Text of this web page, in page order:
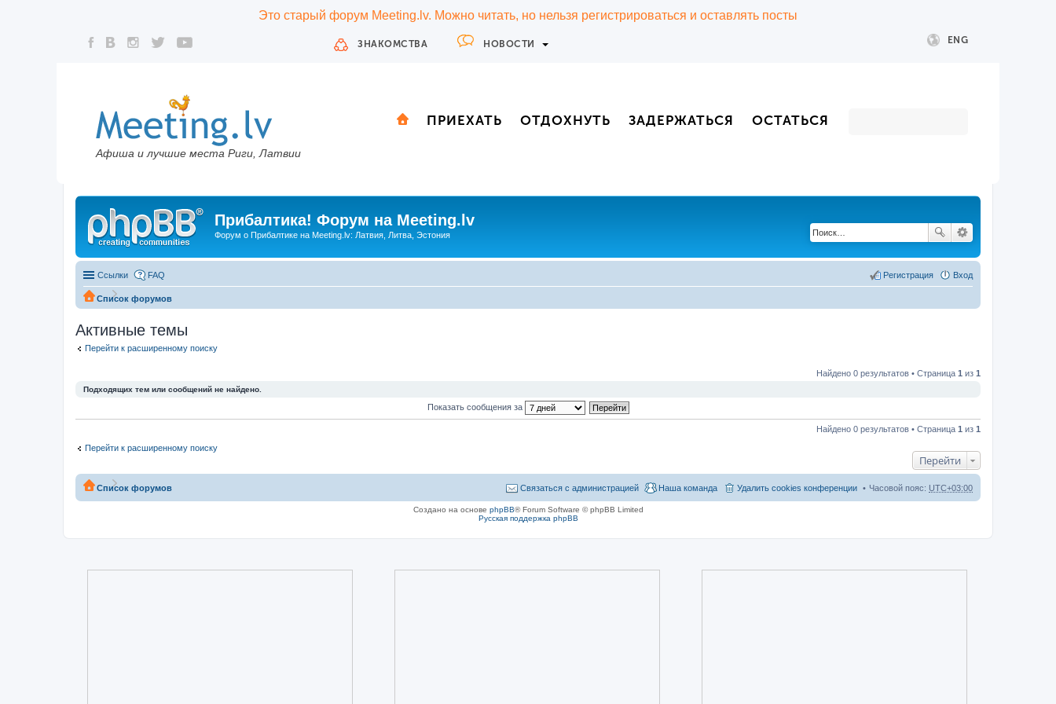
Это старый форум Meeting.lv. Можно читать, но нельзя регистрироваться и оставлять посты
ЗНАКОМСТВА НОВОСТИ ENG
Афиша и лучшие места Риги, Латвии
ПРИЕХАТЬ ОТДОХНУТЬ ЗАДЕРЖАТЬСЯ ОСТАТЬСЯ
Прибалтика! Форум на Meeting.lv
Форум о Прибалтике на Meeting.lv: Латвия, Литва, Эстония
Ссылки FAQ Вход
Регистрация
Список форумов
Активные темы
Перейти к расширенному поиску
Найдено 0 результатов • Страница 1 из 1
Подходящих тем или сообщений не найдено.
Показать сообщения за
Найдено 0 результатов • Страница 1 из 1
Перейти к расширенному поиску
Перейти
Список форумов Часовой пояс: UTC+03:00
Удалить cookies конференции
Наша команда
Связаться с администрацией
Создано на основе phpBB® Forum Software © phpBB Limited
Русская поддержка phpBB